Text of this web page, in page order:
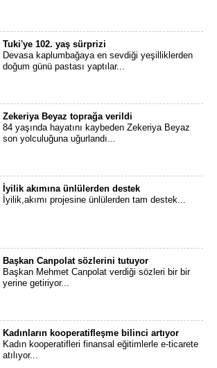
Tuki'ye 102. yaş sürprizi
Devasa kaplumbağaya en sevdiği yeşilliklerden
doğum günü pastası yaptılar...
Zekeriya Beyaz toprağa verildi
84 yaşında hayatını kaybeden Zekeriya Beyaz
son yolculuğuna uğurlandı...
İyilik akımına ünlülerden destek
İyilik,akımı projesine ünlülerden tam destek...
Başkan Canpolat sözlerini tutuyor
Başkan Mehmet Canpolat verdiği sözleri bir bir
yerine getiriyor...
Kadınların kooperatifleşme bilinci artıyor
Kadın kooperatifleri finansal eğitimlerle e-ticarete
atılıyor...